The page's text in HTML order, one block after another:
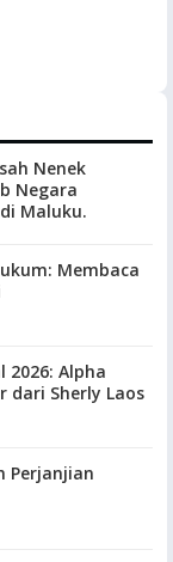
Nenek
Negara
Maluku.
Membaca
Alpha
dari Sherly Laos
Perjanjian